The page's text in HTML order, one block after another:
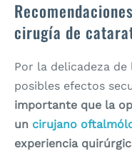
cirugía de
Por la delicadeza
posibles efectos
importante que la
un cirujano
experiencia